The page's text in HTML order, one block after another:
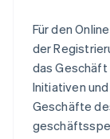
Für den
der
das Geschäft
Initiativen
Geschäfte